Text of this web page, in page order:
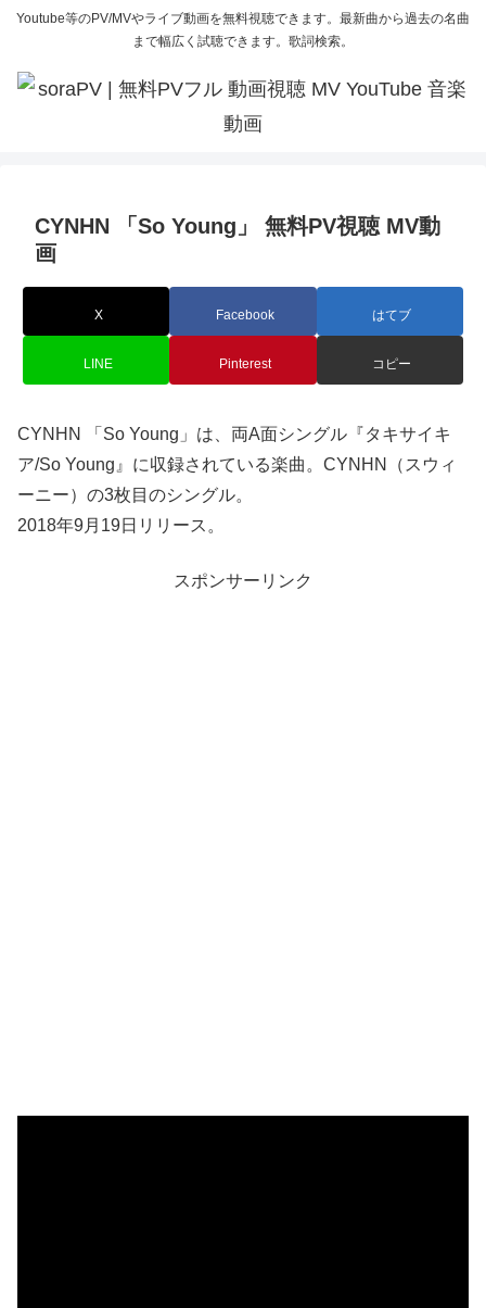
Youtube等のPV/MVやライブ動画を無料視聴できます。最新曲から過去の名曲
まで幅広く試聴できます。歌詞検索。
CYNHN 「So Young」 無料PV視聴 MV動
画
X Facebook はてブ
LINE Pinterest コピー
CYNHN 「So Young」は、両A面シングル『タキサイキ
ア/So Young』に収録されている楽曲。CYNHN（スウィ
ーニー）の3枚目のシングル。
2018年9月19日リリース。
スポンサーリンク